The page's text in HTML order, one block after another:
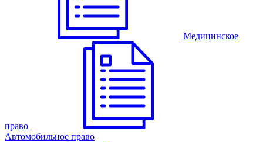
Медицинское
право
Автомобильное право